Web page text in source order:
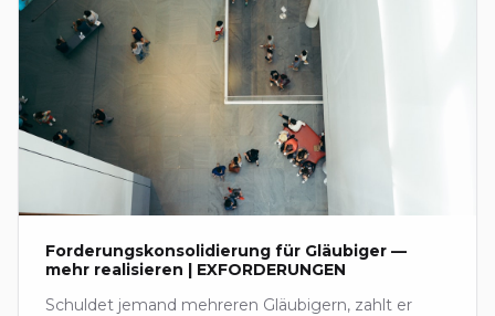
Forderungskonsolidierung für Gläubiger —
mehr realisieren | EXFORDERUNGEN
Schuldet jemand mehreren Gläubigern, zahlt er